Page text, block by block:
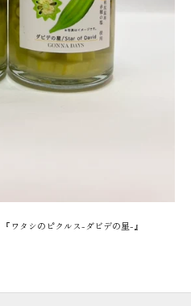
ワタシのピクルス-ダビデの星-』